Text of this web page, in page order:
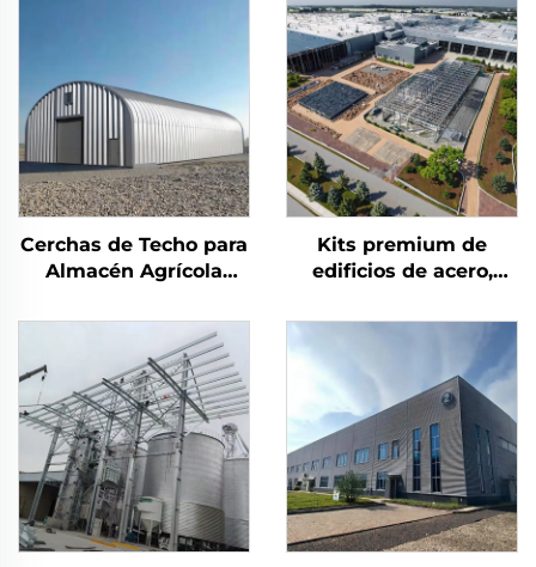
Cerchas de Techo para
Almacén Agrícola
Metal Cobertizo de
Acero Edificio de
Almacenamiento de
Acero Duradero
Kits premium de
edificios de acero,
edificios para
almacenes, costo de
edificios de acero